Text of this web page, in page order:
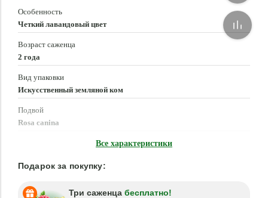
Особенность
Четкий лавандовый цвет
Возраст саженца
2 года
Вид упаковки
Искусственный земляной ком
Подвой
Rosa canina
Все характеристики
Подарок за покупку:
Три саженца бесплатно!